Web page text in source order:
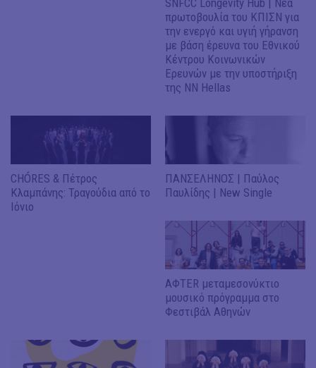
SNFCC Longevity Hub | Νέα
πρωτοβουλία του ΚΠΙΣΝ για
την ενεργό και υγιή γήρανση
με βάση έρευνα του Εθνικού
Κέντρου Κοινωνικών
Ερευνών με την υποστήριξη
της NN Hellas
CHÓRES & Πέτρος
Κλαμπάνης: Τραγούδια από το
Ιόνιο
ΠΑΝΣΕΛΗΝΟΣ | Παύλος
Παυλίδης | New Single
ΑΦΤER μεταμεσονύκτιο
μουσικό πρόγραμμα στο
Φεστιβάλ Αθηνών